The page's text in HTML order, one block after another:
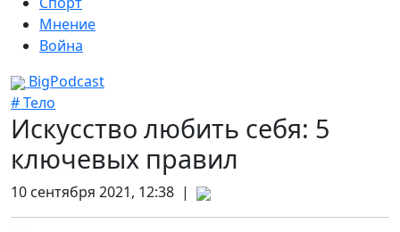
Мнение
Война
BigPodcast
# Тело
Искусство любить себя: 5
ключевых правил
10 сентября 2021, 12:38 |